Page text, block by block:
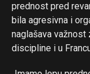
prednost pred
bila agresivna i
naglašava važnost
discipline i u